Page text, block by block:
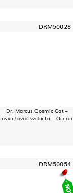
DRM50028
Dr. Marcus Cosmic Cat –
osviežovač vzduchu – Ocean
DRM50054